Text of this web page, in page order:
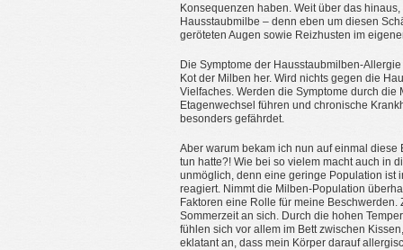
Konsequenzen haben. Weit über das
Hausstaubmilbe – denn eben um diesen
geröteten Augen sowie Reizhusten im
Die Symptome der Hausstaubmilben-
Kot der Milben her. Wird nichts gegen die
Vielfaches. Werden die Symptome durch
Etagenwechsel führen und chronische
besonders gefährdet.
Aber warum bekam ich nun auf einmal
tun hatte?! Wie bei so vielem macht auch in
unmöglich, denn eine geringe Population ist
reagiert. Nimmt die Milben-Population
Faktoren eine Rolle für meine
Sommerzeit an sich. Durch die hohen
fühlen sich vor allem im Bett zwischen
eklatant an, dass mein Körper darauf